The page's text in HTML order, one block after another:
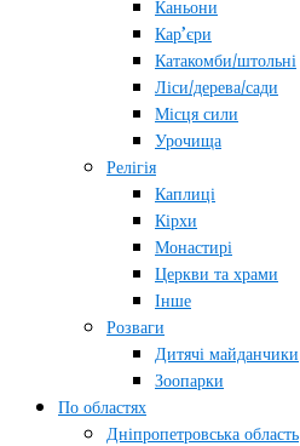
Каньони
Кар’єри
Катакомби/штольні
Ліси/дерева/сади
Місця сили
Урочища
Релігія
Каплиці
Кірхи
Монастирі
Церкви та храми
Інше
Розваги
Дитячі майданчики
Зоопарки
По областях
Дніпропетровська область